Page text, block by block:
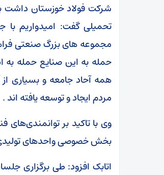
شرکت فولاد خوزستان داشت
تحمیلی گفت: امیدواریم با
مجموعه های بزرگ صنعتی
حمله به این صنایع حمله به
همه آحاد جامعه و بسیاری از
مردم ایجاد و توسعه یافته اند .
وی با تاکید بر
بخش خصوصی واحدهای
اتابک افزود: طی برگزاری